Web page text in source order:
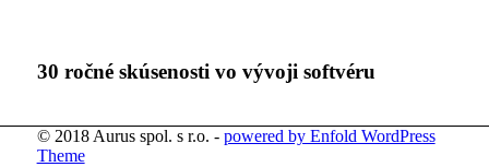
30 ročné skúsenosti vo vývoji softvéru
© 2018 Aurus spol. s r.o. - powered by Enfold WordPress
Theme